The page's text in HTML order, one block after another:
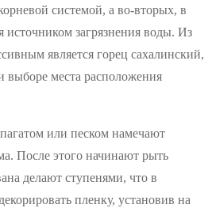
системой, а во-вторых, в
источником загрязнения воды. Из
является горец сахалинский,
выборе места расположения
или песком намечают
После этого начинают рыть
делают ступенями, что в
пленку, установив на